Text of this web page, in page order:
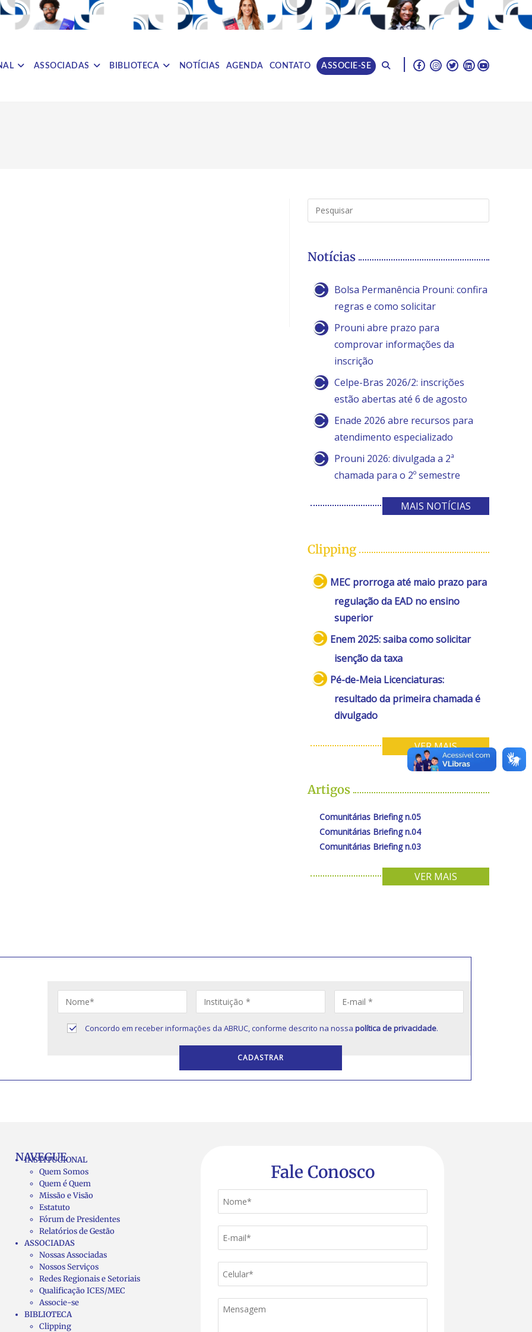
|
ASSOCIADAS BIBLIOTECA NOTÍCIAS AGENDA CONTATO ASSOCIE-SE
Notícias
Bolsa Permanência Prouni: confira
regras e como solicitar
Prouni abre prazo para
comprovar informações da
inscrição
Celpe-Bras 2026/2: inscrições
estão abertas até 6 de agosto
Enade 2026 abre recursos para
atendimento especializado
Prouni 2026: divulgada a 2ª
chamada para o 2º semestre
MAIS NOTÍCIAS
Clipping
MEC prorroga até maio prazo para
regulação da EAD no ensino
superior
Enem 2025: saiba como solicitar
isenção da taxa
Pé-de-Meia Licenciaturas:
resultado da primeira chamada é
divulgado
VER MAIS
Artigos
Comunitárias Briefing n.05
Comunitárias Briefing n.04
Comunitárias Briefing n.03
VER MAIS
Concordo em receber informações da ABRUC, conforme descrito na nossapolítica de privacidade.
NAVEGUE
INSTITUCIONAL
Quem Somos
Quem é Quem
Missão e Visão
Estatuto
Fórum de Presidentes
Relatórios de Gestão
ASSOCIADAS
Nossas Associadas
Nossos Serviços
Redes Regionais e Setoriais
Qualificação ICES/MEC
Associe-se
BIBLIOTECA
Clipping
Fale Conosco